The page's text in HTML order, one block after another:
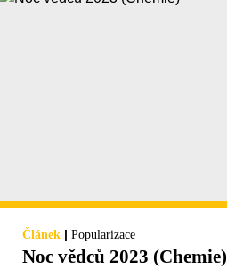
Článek | Popularizace
Noc vědců 2023 (Chemie)